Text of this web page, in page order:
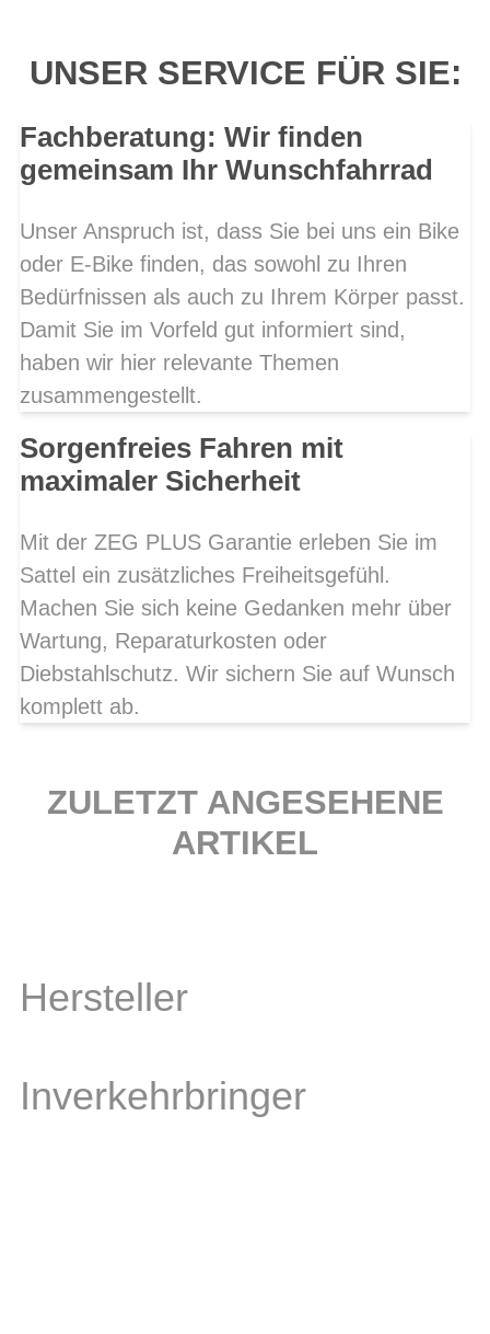
UNSER SERVICE FÜR SIE:
Fachberatung: Wir finden
gemeinsam Ihr Wunschfahrrad
Unser Anspruch ist, dass Sie bei uns ein Bike
oder E-Bike finden, das sowohl zu Ihren
Bedürfnissen als auch zu Ihrem Körper passt.
Damit Sie im Vorfeld gut informiert sind,
haben wir hier relevante Themen
zusammengestellt.
Sorgenfreies Fahren mit
maximaler Sicherheit
Mit der ZEG PLUS Garantie erleben Sie im
Sattel ein zusätzliches Freiheitsgefühl.
Machen Sie sich keine Gedanken mehr über
Wartung, Reparaturkosten oder
Diebstahlschutz. Wir sichern Sie auf Wunsch
komplett ab.
ZULETZT ANGESEHENE
ARTIKEL
Hersteller
Inverkehrbringer